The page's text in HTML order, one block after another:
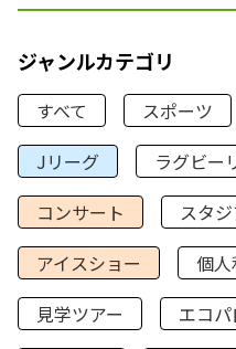
ジャンルカテゴリ
すべて スポーツ
Jリーグ
ラグビー
コンサート
スタ
アイスショー
個
見学ツアー
エコ